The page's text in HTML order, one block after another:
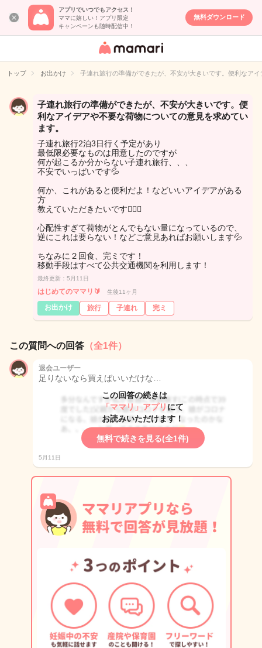
アプリでいつでもアクセス！
ママに嬉しい！アプリ限定
キャンペーンも随時配信中！
無料ダウンロード
女性専用匿名QA
イト
トップ お出かけ 子連れ旅行の準備ができたが、不安が大きいです。便利なア
子連れ旅行の準備ができたが、不安が大きいです。便
利なアイデアや不要な荷物についての意見を求めてい
ます。
子連れ旅行2泊3日行く予定があり
最低限必要なものは用意したのですが
何が起こるか分からない子連れ旅行、、、
不安でいっぱいです💦
何か、これがあると便利だよ！などいいアイデアがある
方
教えていただきたいです🙇🏻‍♀️
心配性すぎて荷物がとんでもない量になっているので、
逆にこれは要らない！などご意見あればお願いします💦
ちなみに２回食、完ミです！
移動手段はすべて公共交通機関を利用します！
最終更新：5月11日
はじめてのママリ🔰 生後11ヶ月
お出かけ 旅行 子連れ 完ミ
この質問への回答 （全1件）
退会ユーザー
足りないなら買えばいいだけな…
この回答の続きは
「ママリ」アプリ にて
お読みいただけます！
無料で続きを見る(全1件)
5月11日